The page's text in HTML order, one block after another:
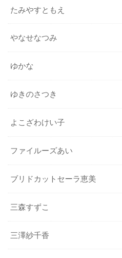
たみやすともえ
やなせなつみ
ゆかな
ゆきのさつき
よこざわけい子
ファイルーズあい
ブリドカットセーラ恵美
三森すずこ
三澤紗千香